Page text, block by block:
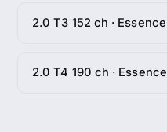
2.0 T3 152 ch · Essence
2.0 T4 190 ch · Essence